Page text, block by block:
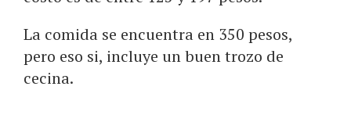
La comida se encuentra en 350 pesos,
pero eso si, incluye un buen trozo de
cecina.